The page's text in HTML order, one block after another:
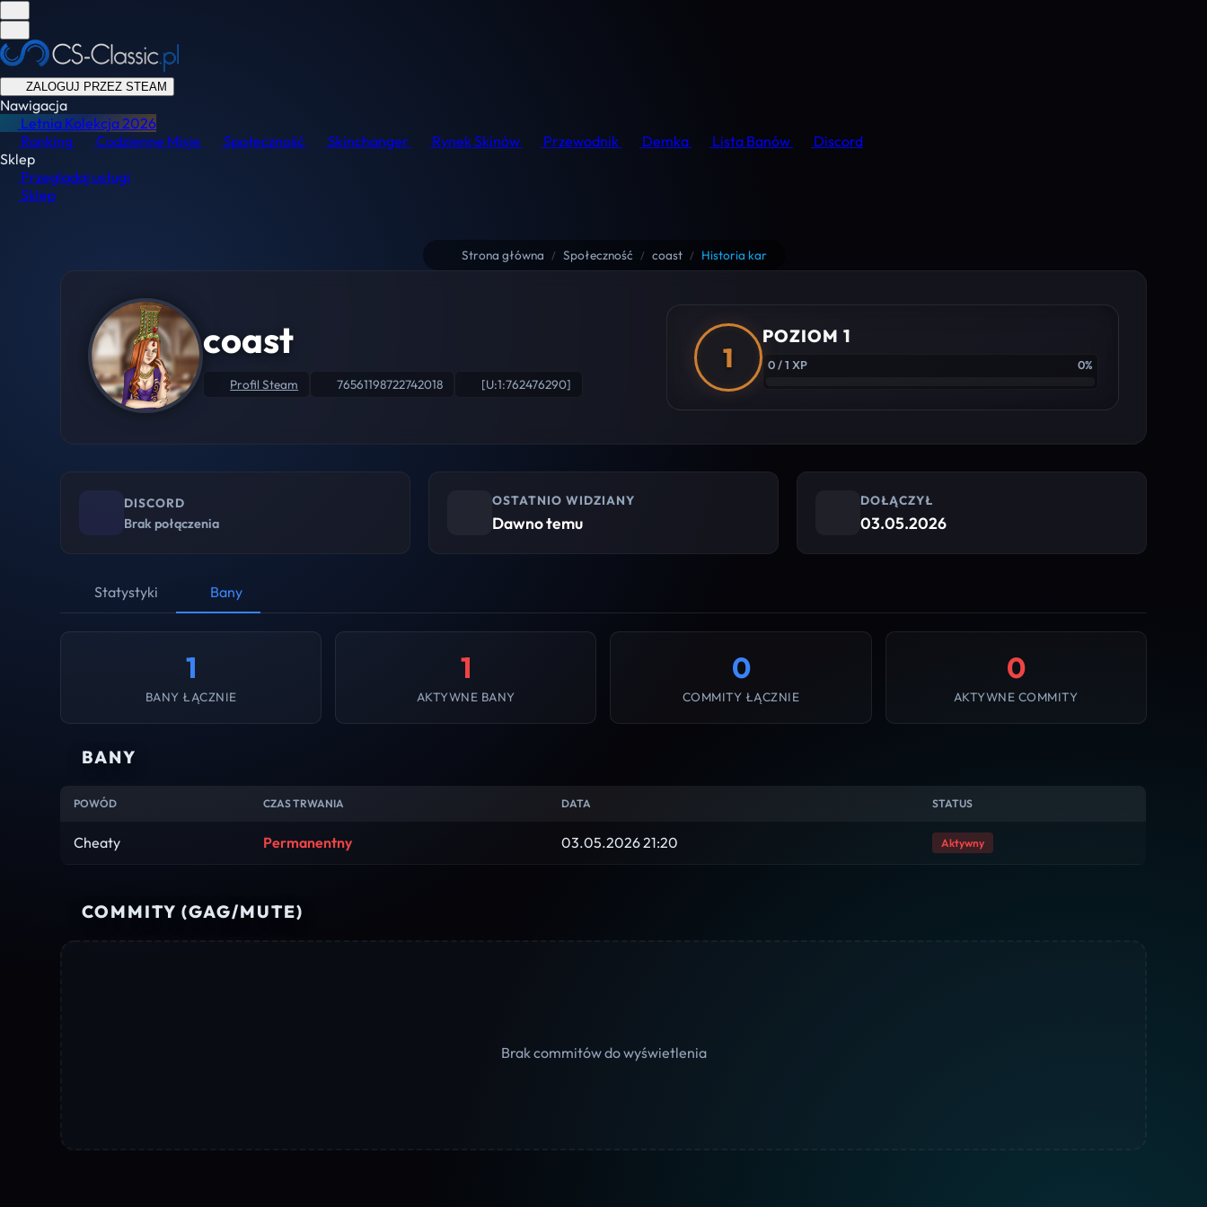
ZALOGUJ PRZEZ STEAM
Nawigacja
Letnia Kolekcja2026
Ranking
Codzienne Misje Społeczność Skinchanger Rynek Skinów Przewodnik Demka Lista Banów
Discord
Sklep
Przeglądaj usługi
Sklep
Strona główna / Społeczność / coast / Historia kar
coast
Profil Steam 76561198722742018 [U:1:762476290]
1
POZIOM 1
0 / 1 XP 0%
DISCORD
Brak połączenia
OSTATNIO WIDZIANY
Dawno temu
DOŁĄCZYŁ
03.05.2026
Statystyki Bany
1
BANY ŁĄCZNIE
1
AKTYWNE BANY
0
COMMITY ŁĄCZNIE
0
AKTYWNE COMMITY
BANY
POWÓD CZAS TRWANIA DATA STATUS
Cheaty Permanentny 03.05.2026 21:20 Aktywny
COMMITY (GAG/MUTE)
Brak commitów do wyświetlenia